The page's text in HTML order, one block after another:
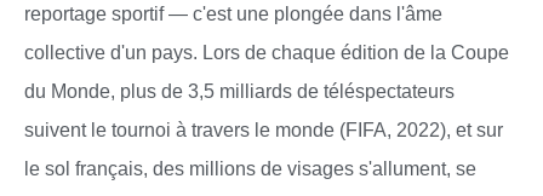
reportage sportif — c'est une plongée dans l'âme
collective d'un pays. Lors de chaque édition de la Coupe
du Monde, plus de 3,5 milliards de téléspectateurs
suivent le tournoi à travers le monde (FIFA, 2022), et sur
le sol français, des millions de visages s'allument, se